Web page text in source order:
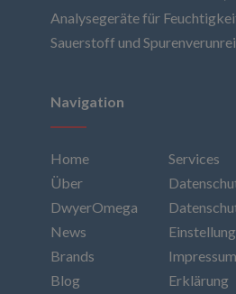
Analysegeräte für
Sauerstoff und
Navigation
Home
Über
DwyerOmega
News
Brands
Blog
Services
Impressum
Erklärung